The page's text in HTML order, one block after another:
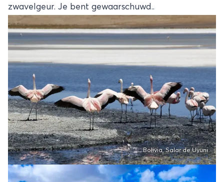
zwavelgeur. Je bent gewaarschuwd..
Bolivia, Salar de Uyuni